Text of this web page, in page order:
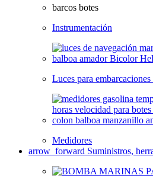
Instrumentación
Luces para embarcaciones
Medidores
arrow_forward Suministros,